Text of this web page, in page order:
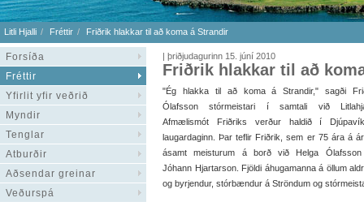
Litli Hjalli Fréttir Friðrik hlakkar til að koma á Strandir
Forsíða
Fréttir
Yfirlit yfir veðrið
Myndir
Tenglar
Atburðir
Aðsendar greinar
Veðurspá
| þriðjudagurinn 15. júní 2010
Friðrik hlakkar til að
"Ég hlakka til að koma á Strandir," sagði
Ólafsson stórmeistari í samtali við
Afmælismót Friðriks verður haldið í
laugardaginn. Þar teflir Friðrik, sem er 75 ára á
ásamt meisturum á borð við Helga
Jóhann Hjartarson. Fjöldi áhugamanna á öllum
og byrjendur, stórbændur á Ströndum og